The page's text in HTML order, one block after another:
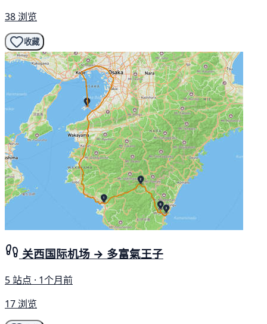
38 浏览
收藏
关西国际机场 → 多富氣王子
5 站点 · 1个月前
17 浏览